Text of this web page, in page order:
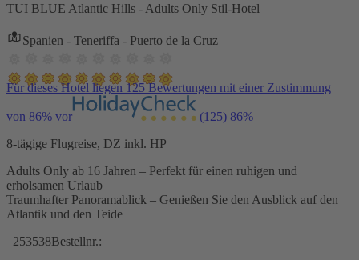
TUI BLUE Atlantic Hills - Adults Only Stil-Hotel
Spanien - Teneriffa - Puerto de la Cruz
Für dieses Hotel liegen 125 Bewertungen mit einer Zustimmung
von 86% vor (125) 86%
8-tägige Flugreise, DZ inkl. HP
Adults Only ab 16 Jahren – Perfekt für einen ruhigen und
erholsamen Urlaub
Traumhafter Panoramablick – Genießen Sie den Ausblick auf den
Atlantik und den Teide
253538Bestellnr.: